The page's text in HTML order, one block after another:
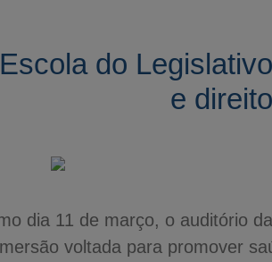
Escola do
e
dia 11 de março, o auditório
voltada para promover